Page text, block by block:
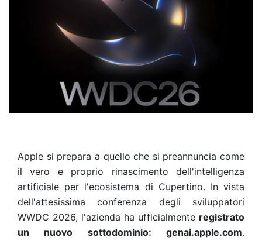
Apple si prepara a quello che si preannuncia come
il vero e proprio rinascimento dell'intelligenza
artificiale per l'ecosistema di Cupertino. In vista
dell'attesissima conferenza degli sviluppatori
WWDC 2026, l'azienda ha ufficialmente registrato
un nuovo sottodominio: genai.apple.com.